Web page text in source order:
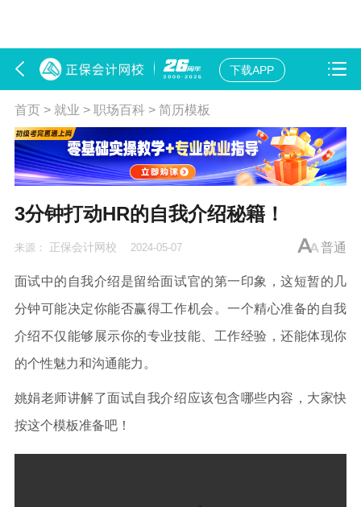
下载APP
首页> 就业 > 职场百科> 简历模板
3分钟打动HR的自我介绍秘籍！
来源： 正保会计网校 2024-05-07 普通
面试中的自我介绍是留给面试官的第一印象，这短暂的几
分钟可能决定你能否赢得工作机会。一个精心准备的自我
介绍不仅能够展示你的专业技能、工作经验，还能体现你
的个性魅力和沟通能力。
姚娟老师讲解了面试自我介绍应该包含哪些内容，大家快
按这个模板准备吧！